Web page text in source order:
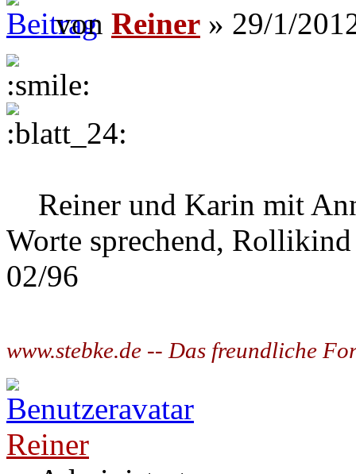
von Reiner » 29/1/
Reiner und Karin mit
Worte sprechend,
02/96
www.stebke.de -- Das freundliche
Reiner